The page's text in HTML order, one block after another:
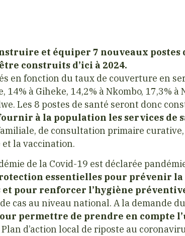
et équiper 7 nouveaux postes
construits d’ici à 2024.
en fonction du taux de couverture en
14% à Giheke, 14,2% à Nkombo, 17,3% à
Les 8 postes de santé seront donc
à la population les services de
de consultation primaire
la vaccination.
de la Covid-19 est déclarée
essentielles pour prévenir
et pour renforcer l’hygiène
cas au niveau national. A la demande
permettre de prendre en compte
d’action local de riposte au